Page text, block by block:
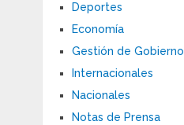
Deportes
Economía
Gestión de Gobierno
Internacionales
Nacionales
Notas de Prensa